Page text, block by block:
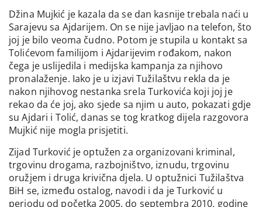
Džina Mujkić je kazala da se dan kasnije trebala naći u
Sarajevu sa Ajdarijem. On se nije javljao na telefon, što
joj je bilo veoma čudno. Potom je stupila u kontakt sa
Tolićevom familijom i Ajdarijevim rođakom, nakon
čega je uslijedila i medijska kampanja za njihovo
pronalaženje. Iako je u izjavi Tužilaštvu rekla da je
nakon njihovog nestanka srela Turkovića koji joj je
rekao da će joj, ako sjede sa njim u auto, pokazati gdje
su Ajdari i Tolić, danas se tog kratkog dijela razgovora
Mujkić nije mogla prisjetiti.
Zijad Turković je optužen za organizovani kriminal,
trgovinu drogama, razbojništvo, iznudu, trgovinu
oružjem i druga krivična djela. U optužnici Tužilaštva
BiH se, između ostalog, navodi i da je Turković u
periodu od početka 2005. do septembra 2010. godine